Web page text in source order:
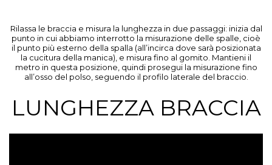
Rilassa le braccia e misura la lunghezza in due passaggi: inizia dal
punto in cui abbiamo interrotto la misurazione delle spalle, cioè
il punto più esterno della spalla (all’incirca dove sarà posizionata
la cucitura della manica), e misura fino al gomito. Mantieni il
metro in questa posizione, quindi prosegui la misurazione fino
all’osso del polso, seguendo il profilo laterale del braccio.
LUNGHEZZA BRACCIA